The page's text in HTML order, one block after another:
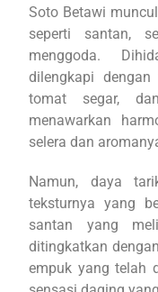
Soto Betawi
seperti santan,
menggoda.
dilengkapi
tomat segar,
menawarkan
selera dan
Namun, daya
teksturnya yang
santan yang
ditingkatkan
empuk yang telah